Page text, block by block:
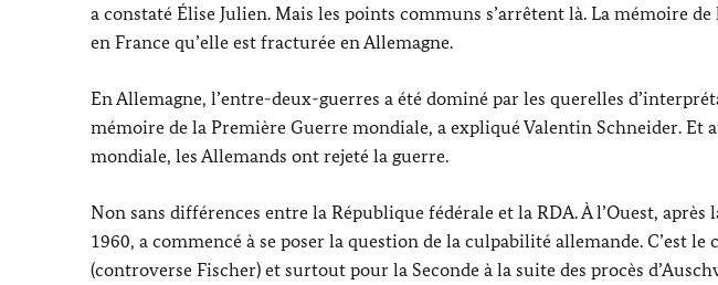
a constaté Élise Julien. Mais les points communs s’arrêtent là. La mémoire
en France qu’elle est fracturée en Allemagne.
En Allemagne, l’entre-deux-guerres a été dominé par les querelles
mémoire de la Première Guerre mondiale, a expliqué Valentin Schneider. Et
mondiale, les Allemands ont rejeté la guerre.
Non sans différences entre la République fédérale et la RDA. À l’Ouest,
1960, a commencé à se poser la question de la culpabilité allemande. C’est
(controverse Fischer) et surtout pour la Seconde à la suite des procès